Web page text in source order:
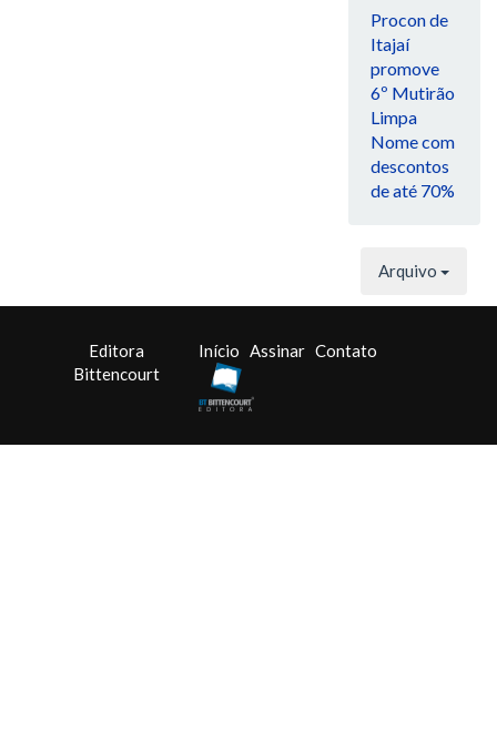
Procon de
Itajaí
promove
6º Mutirão
Limpa
Nome com
descontos
de até 70%
Arquivo
Editora
Bittencourt
Início Assinar Contato